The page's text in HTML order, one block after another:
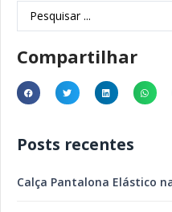
Compartilhar
Posts recentes
Calça Pantalona Elástico